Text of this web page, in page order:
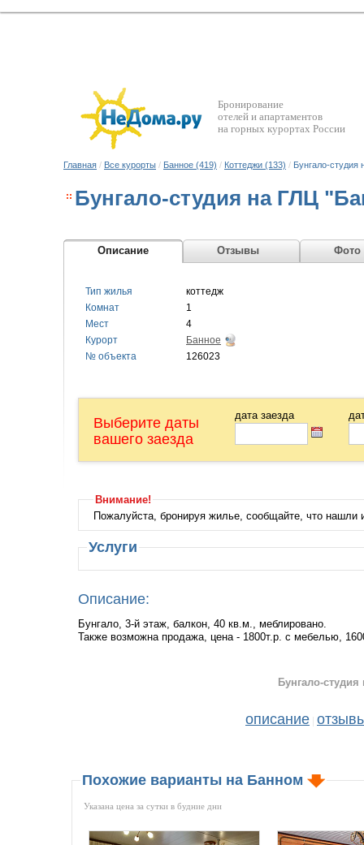
Бронирование
отелей и апартаментов
на горных курортах России
Главная / Все курорты / Банное (419) / Коттеджи (133) / Бунгало-студия
Бунгало-студия на ГЛЦ
Описание Отзывы Фото
Тип жилья
коттедж
Комнат
1
Мест
4
Курорт
Банное
№ объекта
126023
Выберите даты
вашего заезда
дата заезда
Внимание!
Пожалуйста, бронируя жилье, сообщайте, что
Услуги
Описание:
Бунгало, 3-й этаж, балкон, 40 кв.м., меблировано.
Также возможна продажа, цена - 1800т.р. с мебелью,
Бунгало-
описание
Похожие варианты на Банном
Указана цена за сутки в будние дни